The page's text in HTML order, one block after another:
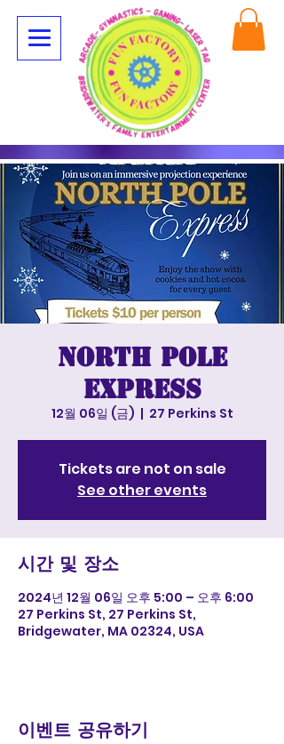
North Pole
Express
12월 06일 (금)
  |
27 Perkins St
Tickets are not on sale
See other events
시간 및 장소
2024년 12월 06일 오후 5:00 – 오후 6:00
27 Perkins St, 27 Perkins St,
Bridgewater, MA 02324, USA
이벤트 공유하기